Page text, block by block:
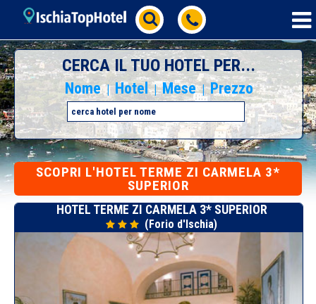
CERCA IL TUO HOTEL PER...
Nome | Hotel | Mese | Prezzo
SCOPRI L'HOTEL TERME ZI CARMELA 3*
SUPERIOR
HOTEL TERME ZI CARMELA 3* SUPERIOR
(Forio d'Ischia)